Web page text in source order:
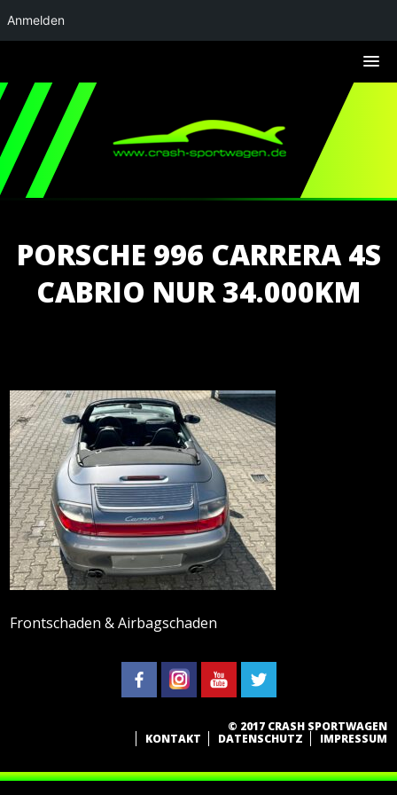
PORSCHE 996 CARRERA 4S
CABRIO NUR 34.000KM
Frontschaden & Airbagschaden
© 2017 CRASH SPORTWAGEN
KONTAKT
DATENSCHUTZ IMPRESSUM
Anmelden